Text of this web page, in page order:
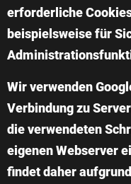
erforderliche
beispielsweise für
Wir verwenden
Verbindung zu
die verwendeten
eigenen Webserver
findet daher